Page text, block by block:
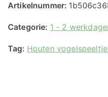
Artikelnummer:
Categorie: 1 - 2
Tag: Houten